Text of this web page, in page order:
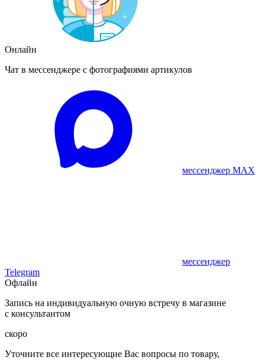
Онлайн
Чат в мессенджере с фотографиями артикулов
мессенджер MAX
мессенджер
Telegram
Офлайн
Запись на индивидуальную очную встречу в магазине
с консультантом
скоро
Уточните все интересующие Вас вопросы по товару,